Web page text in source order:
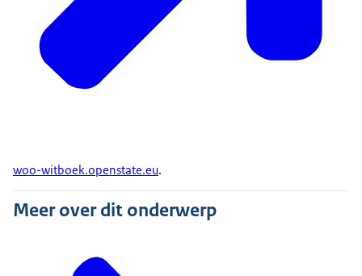
woo-witboek.openstate.eu.
Meer over dit onderwerp